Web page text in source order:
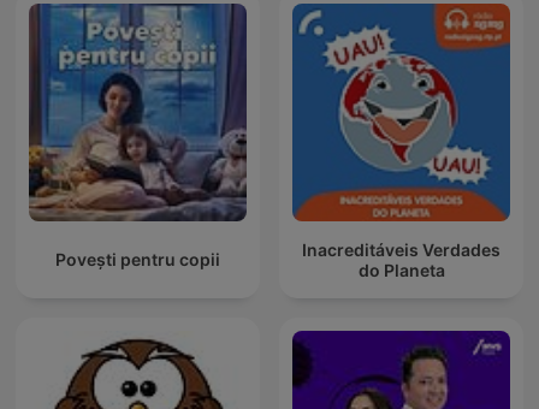
Povești pentru copii
Inacreditáveis Verdades
do Planeta